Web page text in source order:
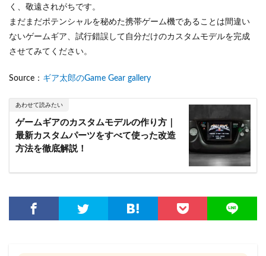
く、敬遠されがちです。
まだまだポテンシャルを秘めた携帯ゲーム機であることは間違い
ないゲームギア、試行錯誤して自分だけのカスタムモデルを完成
させてみてください。
Source： ギア太郎のGame Gear gallery
あわせて読みたい
ゲームギアのカスタムモデルの作り方｜
最新カスタムパーツをすべて使った改造
方法を徹底解説！